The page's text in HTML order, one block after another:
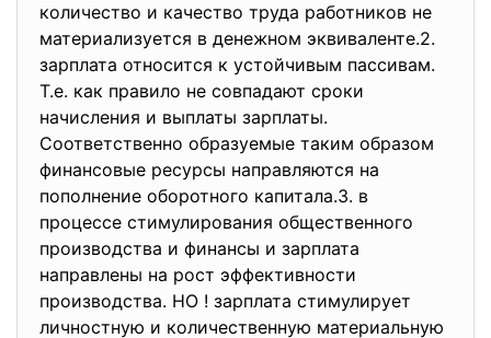
количество и качество труда работников не
материализуется в денежном эквиваленте.2.
зарплата относится к устойчивым пассивам.
Т.е. как правило не совпадают сроки
начисления и выплаты зарплаты.
Соответственно образуемые таким образом
финансовые ресурсы направляются на
пополнение оборотного капитала.3. в
процессе стимулирования общественного
производства и финансы и зарплата
направлены на рост эффективности
производства. НО ! зарплата стимулирует
личностную и количественную материальную